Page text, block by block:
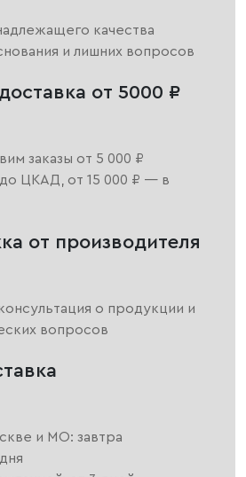
качества
и лишних вопросов
от 5000 ₽
заказы от 5 000 ₽
ЦКАД, от 15 000 ₽ — в
от производителя
о продукции и
вопросов
и МО: завтра